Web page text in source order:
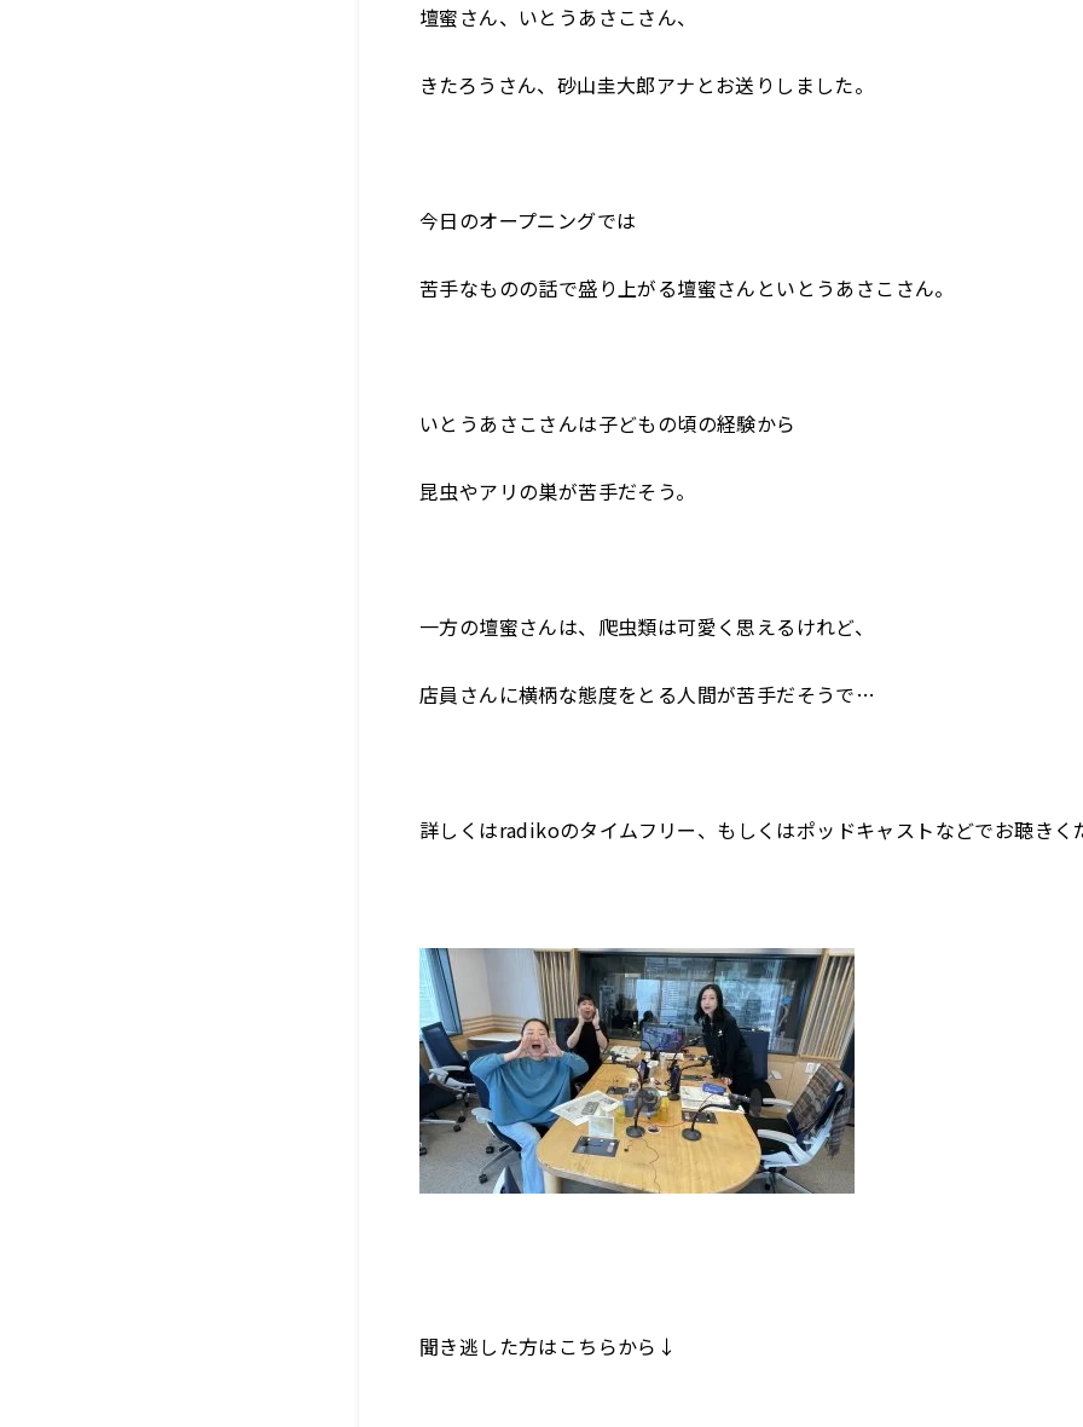
壇蜜さん、いとうあさこさん、
きたろうさん、砂山圭大郎アナとお送りしました。
今日のオープニングでは
苦手なものの話で盛り上がる壇蜜さんといとうあさこさん。
いとうあさこさんは子どもの頃の経験から
昆虫やアリの巣が苦手だそう。
一方の壇蜜さんは、爬虫類は可愛く思えるけれど、
店員さんに横柄な態度をとる人間が苦手だそうで…
詳しくはradikoのタイムフリー、もしくはポッドキャストなどでお聴きく
聞き逃した方はこちらから↓